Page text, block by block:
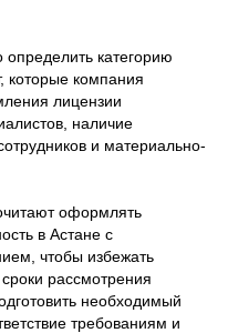
категорию
которые компания
лицензии
наличие
и материально-
оформлять
в Астане с
чтобы избежать
рассмотрения
необходимый
требованиям и